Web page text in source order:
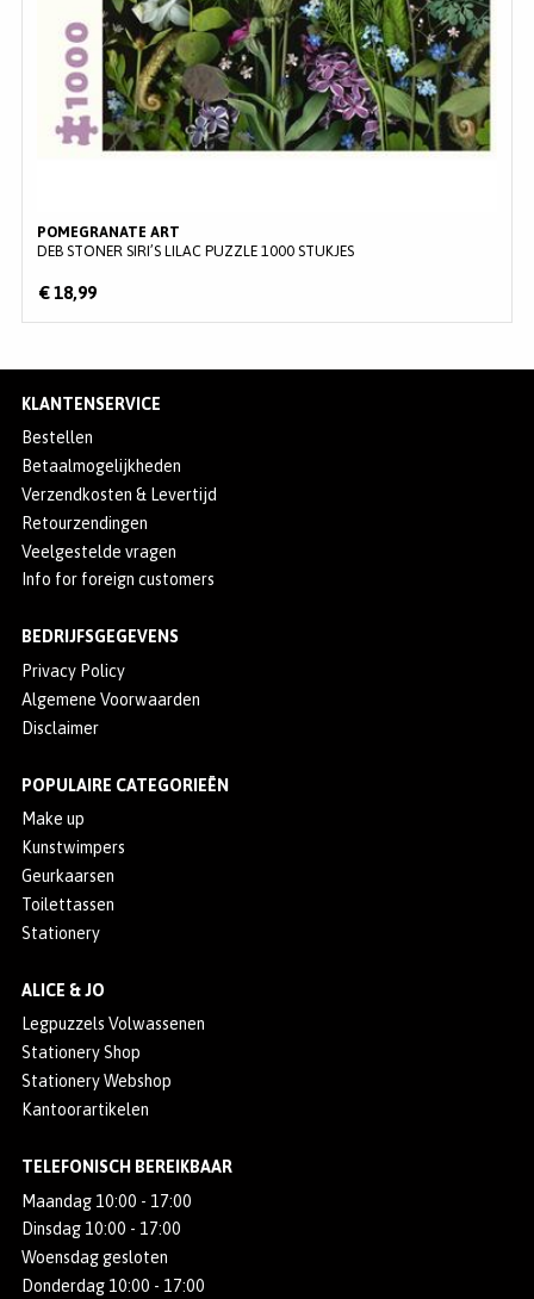
POMEGRANATE ART
DEB STONER SIRI’S LILAC PUZZLE 1000 STUKJES
€ 18,99
KLANTENSERVICE
Bestellen
Betaalmogelijkheden
Verzendkosten & Levertijd
Retourzendingen
Veelgestelde vragen
Info for foreign customers
BEDRIJFSGEGEVENS
Privacy Policy
Algemene Voorwaarden
Disclaimer
POPULAIRE CATEGORIEËN
Make up
Kunstwimpers
Geurkaarsen
Toilettassen
Stationery
ALICE & JO
Legpuzzels Volwassenen
Stationery Shop
Stationery Webshop
Kantoorartikelen
TELEFONISCH BEREIKBAAR
Maandag 10:00 - 17:00
Dinsdag 10:00 - 17:00
Woensdag gesloten
Donderdag 10:00 - 17:00